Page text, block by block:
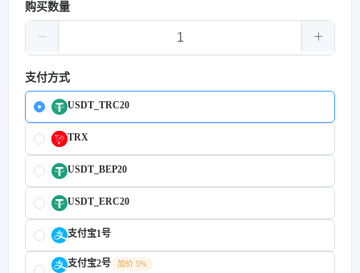
购买数量
支付方式
USDT_TRC20
TRX
USDT_BEP20
USDT_ERC20
支付宝1号
支付宝2号
加价 5%